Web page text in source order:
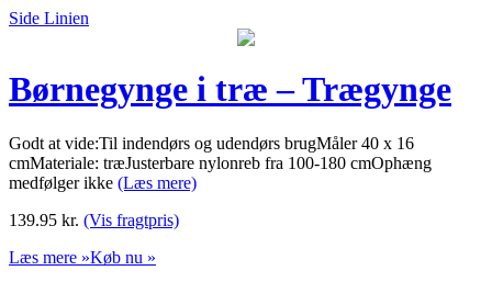
Side Linien
Børnegynge i træ – Trægynge
Godt at vide:Til indendørs og udendørs brugMåler 40 x 16
cmMateriale: træJusterbare nylonreb fra 100-180 cmOphæng
medfølger ikke (Læs mere)
139.95 kr. (Vis fragtpris)
Læs mere »Køb nu »